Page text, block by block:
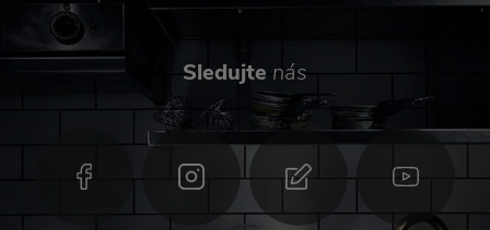
Sledujte nás